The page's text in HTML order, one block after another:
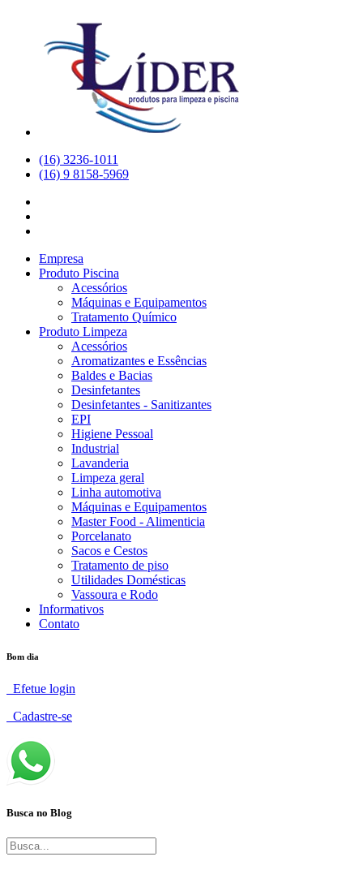
(16) 3236-1011
(16) 9 8158-5969
Empresa
Produto Piscina
Acessórios
Máquinas e Equipamentos
Tratamento Químico
Produto Limpeza
Acessórios
Aromatizantes e Essências
Baldes e Bacias
Desinfetantes
Desinfetantes - Sanitizantes
EPI
Higiene Pessoal
Industrial
Lavanderia
Limpeza geral
Linha automotiva
Máquinas e Equipamentos
Master Food - Alimenticia
Porcelanato
Sacos e Cestos
Tratamento de piso
Utilidades Domésticas
Vassoura e Rodo
Informativos
Contato
Bom dia
Efetue login
Cadastre-se
Busca no Blog